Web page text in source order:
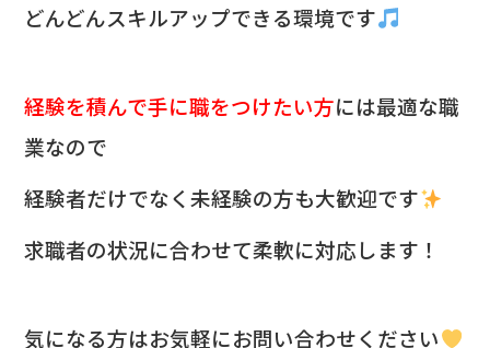
どんどんスキルアップできる環境です
経験を積んで手に職をつけたい方には最適な職
業なので
経験者だけでなく未経験の方も大歓迎です
求職者の状況に合わせて柔軟に対応します！
気になる方はお気軽にお問い合わせください